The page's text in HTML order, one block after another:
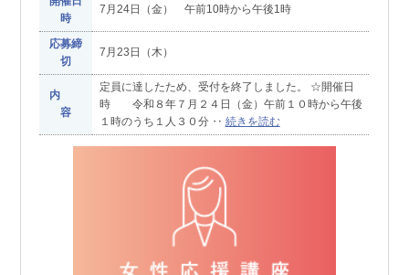
時
7月24日（金） 午前10時から午後1時
応募締
切
7月23日（木）
内
容
定員に達したため、受付を終了しました。 ☆開催日
時 令和８年７月２４日（金）午前１０時から午後
１時のうち１人３０分 ‥ 続きを読む